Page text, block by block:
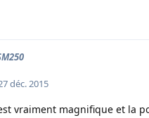
déc. 2015
vraiment magnifique et la